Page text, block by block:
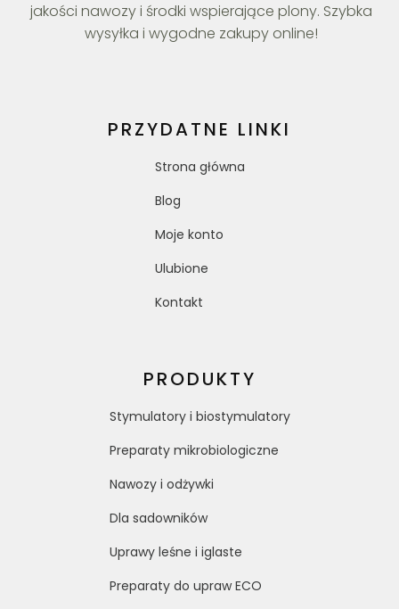
jakości nawozy i środki wspierające plony. Szybka
wysyłka i wygodne zakupy online!
PRZYDATNE LINKI
Strona główna
Blog
Moje konto
Ulubione
Kontakt
PRODUKTY
Stymulatory i biostymulatory
Preparaty mikrobiologiczne
Nawozy i odżywki
Dla sadowników
Uprawy leśne i iglaste
Preparaty do upraw ECO